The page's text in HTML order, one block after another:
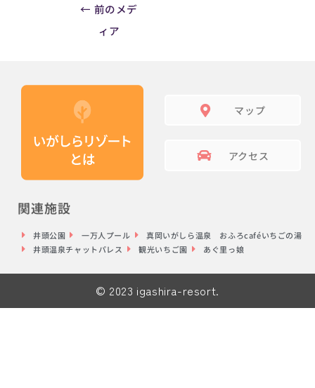
← 前のメデ
ィア
マップ
アクセス
関連施設
井頭公園 一万人プール
真岡いがしら温泉 おふろcaféいちごの湯
井頭温泉チャットパレス
観光いちご園 あぐ里っ娘
© 2023 igashira-resort.